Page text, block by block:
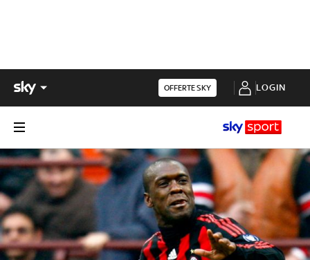
OFFERTE SKY LOGIN